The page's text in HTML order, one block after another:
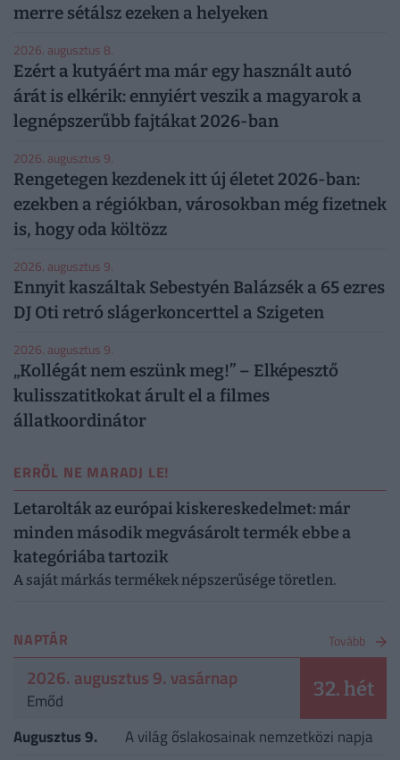
merre sétálsz ezeken a helyeken
2026. augusztus 8.
Ezért a kutyáért ma már egy használt autó
árát is elkérik: ennyiért veszik a magyarok a
legnépszerűbb fajtákat 2026-ban
2026. augusztus 9.
Rengetegen kezdenek itt új életet 2026-ban:
ezekben a régiókban, városokban még fizetnek
is, hogy oda költözz
2026. augusztus 9.
Ennyit kaszáltak Sebestyén Balázsék a 65 ezres
DJ Oti retró slágerkoncerttel a Szigeten
2026. augusztus 9.
„Kollégát nem eszünk meg!” – Elképesztő
kulisszatitkokat árult el a filmes
állatkoordinátor
ERRŐL NE MARADJ LE!
Letarolták az európai kiskereskedelmet: már
minden második megvásárolt termék ebbe a
kategóriába tartozik
A saját márkás termékek népszerűsége töretlen.
NAPTÁR Tovább
2026. augusztus 9. vasárnap
Emőd 32. hét
Augusztus 9.
A világ őslakosainak nemzetközi napja